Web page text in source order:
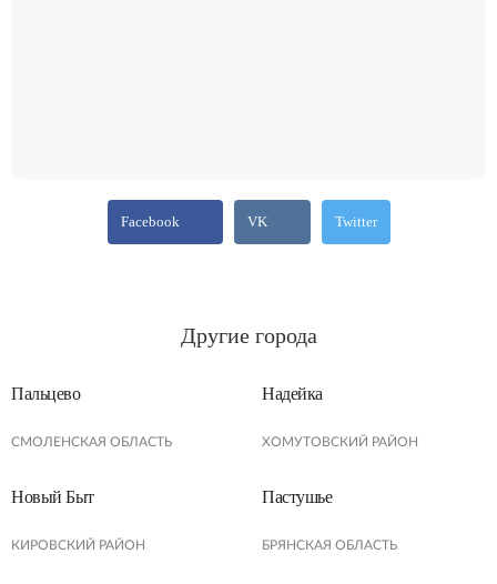
Facebook VK Twitter
Другие города
Пальцевo
СМОЛЕНСКАЯ ОБЛАСТЬ
Надейка
ХОМУТОВСКИЙ РАЙОН
Новый Быт
КИРОВСКИЙ РАЙОН
Пастушье
БРЯНСКАЯ ОБЛАСТЬ